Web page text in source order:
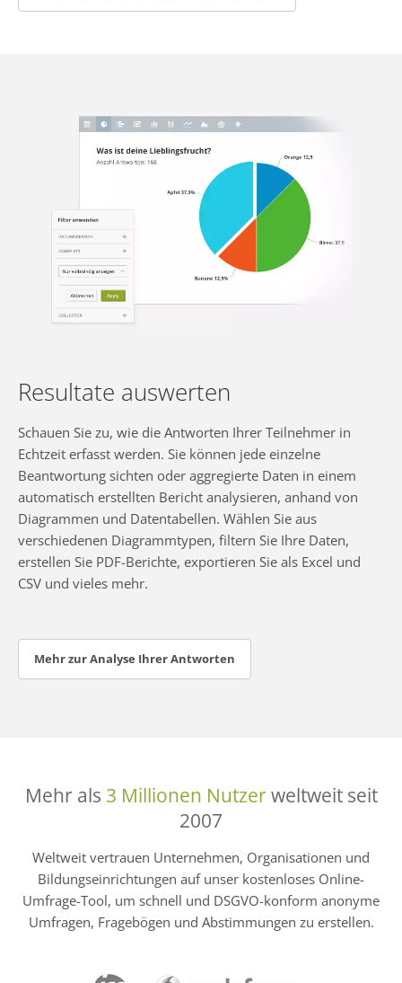
Resultate auswerten
Schauen Sie zu, wie die Antworten Ihrer Teilnehmer in
Echtzeit erfasst werden. Sie können jede einzelne
Beantwortung sichten oder aggregierte Daten in einem
automatisch erstellten Bericht analysieren, anhand von
Diagrammen und Datentabellen. Wählen Sie aus
verschiedenen Diagrammtypen, filtern Sie Ihre Daten,
erstellen Sie PDF-Berichte, exportieren Sie als Excel und
CSV und vieles mehr.
Mehr zur Analyse Ihrer Antworten
Mehr als 3 Millionen Nutzerweltweit seit
2007
Weltweit vertrauen Unternehmen, Organisationen und
Bildungseinrichtungen auf unser kostenloses Online-
Umfrage-Tool, um schnell und DSGVO-konform anonyme
Umfragen, Fragebögen und Abstimmungen zu erstellen.